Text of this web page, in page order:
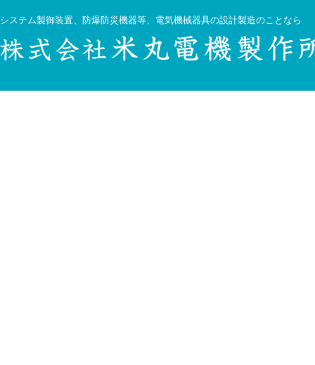
システム製御装置、防爆防災機器等、電気機械器具の設計製造のことなら